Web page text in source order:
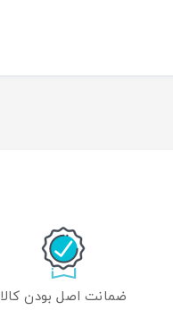
ضمانت اصل بودن کالا